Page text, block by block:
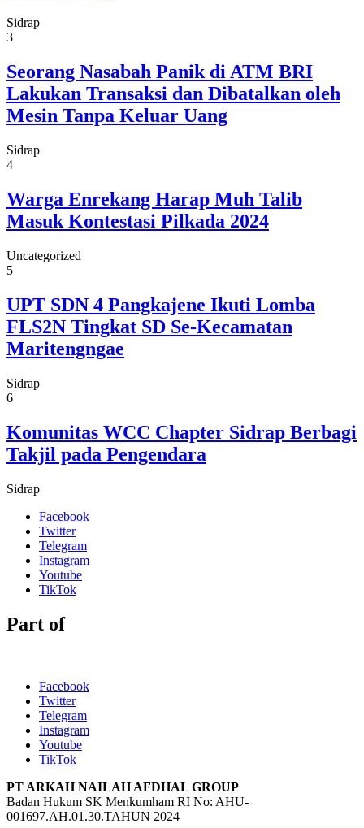
Sidrap
3
Seorang Nasabah Panik di ATM BRI
Lakukan Transaksi dan Dibatalkan oleh
Mesin Tanpa Keluar Uang
Sidrap
4
Warga Enrekang Harap Muh Talib
Masuk Kontestasi Pilkada 2024
Uncategorized
5
UPT SDN 4 Pangkajene Ikuti Lomba
FLS2N Tingkat SD Se-Kecamatan
Maritengngae
Sidrap
6
Komunitas WCC Chapter Sidrap Berbagi
Takjil pada Pengendara
Sidrap
Facebook
Twitter
Telegram
Instagram
Youtube
TikTok
Part of
Facebook
Twitter
Telegram
Instagram
Youtube
TikTok
PT ARKAH NAILAH AFDHAL GROUP
Badan Hukum SK Menkumham RI No: AHU-
001697.AH.01.30.TAHUN 2024